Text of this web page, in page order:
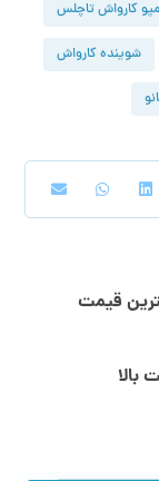
کارواش تاچلس
شوینده کارواش
قیمت
بالا